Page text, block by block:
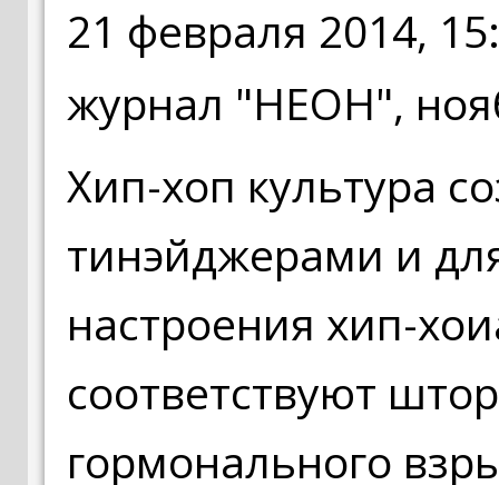
21 февраля 2014,
журнал "НЕОН",
Хип-хоп культура
тинэйджерами и
настроения хип-
соответствуют
гормонального